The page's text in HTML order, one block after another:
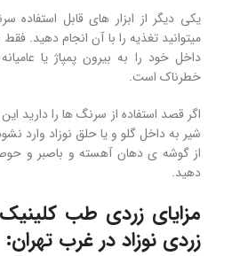
یکی دیگر از ابزار های قابل
میتوانید تغذیه را با آن انجام دهید.
داخل خود را به بیرون پمپاژ یا
خطرناک است.
اگر قصد استفاده از سرنگ ها را دارید
شیر به داخل گلو و یا حلق نوزاد وارد
از گوشه ی دهان آهسته و باصبر و
دهید.
مزایای زردی طب
زردی نوزاد در غرب تهران: